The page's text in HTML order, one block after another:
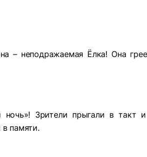
– неподражаемая Ёлка! Она
Зрители прыгали в такт
в памяти.